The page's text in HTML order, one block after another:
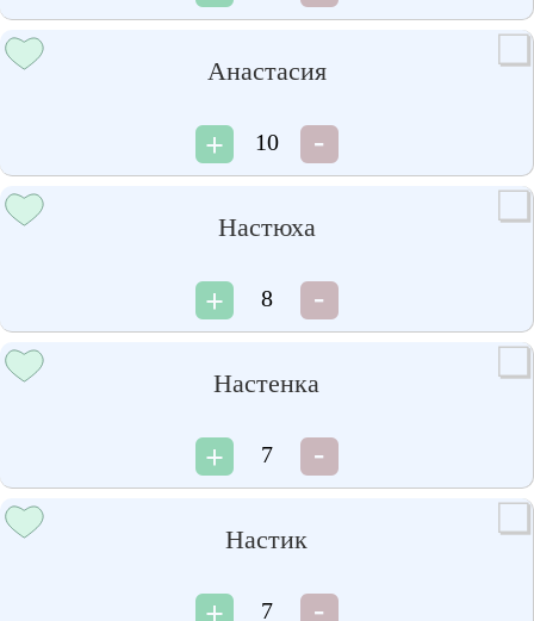
Анастасия
10
Настюха
8
Настенка
7
Настик
7